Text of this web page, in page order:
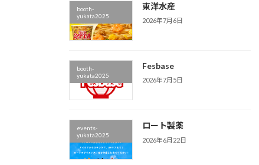
booth-
yukata2025
東洋水産
2026年7月6日
booth-
yukata2025
Fesbase
2026年7月5日
events-
yukata2025
ロート製薬
2026年6月22日